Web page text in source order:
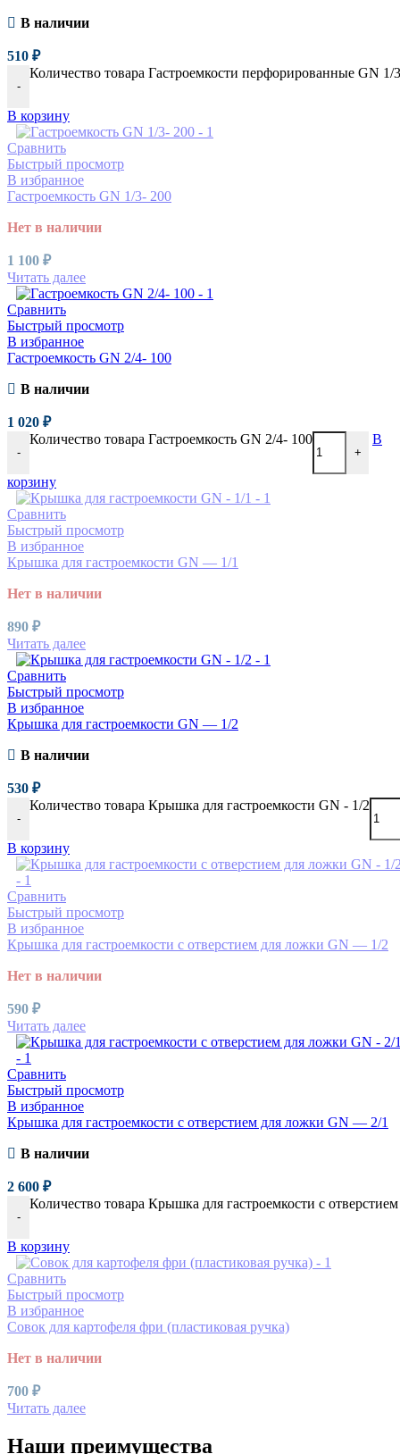
В наличии
510 ₽
-
Количество товара Гастроемкости перфорированные GN 1/
В корзину
Сравнить
Быстрый просмотр
В избранное
Гастроемкость GN 1/3- 200
Нет в наличии
1 100 ₽
Читать далее
Сравнить
Быстрый просмотр
В избранное
Гастроемкость GN 2/4- 100
В наличии
1 020 ₽
-
Количество товара Гастроемкость GN 2/4- 100
+
В
корзину
Сравнить
Быстрый просмотр
В избранное
Крышка для гастроемкости GN — 1/1
Нет в наличии
890 ₽
Читать далее
Сравнить
Быстрый просмотр
В избранное
Крышка для гастроемкости GN — 1/2
В наличии
530 ₽
-
Количество товара Крышка для гастроемкости GN - 1/2
В корзину
Сравнить
Быстрый просмотр
В избранное
Крышка для гастроемкости с отверстием для ложки GN — 1/2
Нет в наличии
590 ₽
Читать далее
Сравнить
Быстрый просмотр
В избранное
Крышка для гастроемкости с отверстием для ложки GN — 2/1
В наличии
2 600 ₽
-
Количество товара Крышка для гастроемкости с
В корзину
Сравнить
Быстрый просмотр
В избранное
Совок для картофеля фри (пластиковая ручка)
Нет в наличии
700 ₽
Читать далее
Наши преимущества